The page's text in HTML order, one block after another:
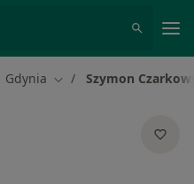
Gdynia Zmień miasto
Szymon